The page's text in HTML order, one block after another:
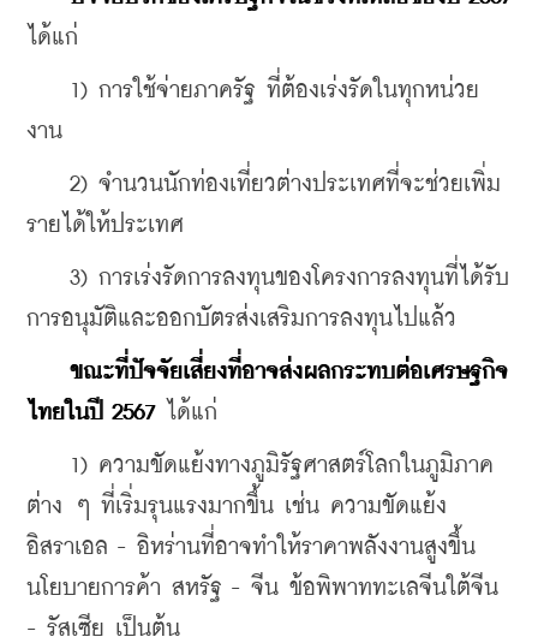
ได้แก่
1) การใช้จ่ายภาครัฐ ที่ต้องเร่งรัดในทุกหน่วย
งาน
2) จำนวนนักท่องเที่ยวต่างประเทศที่จะช่วยเพิ่ม
รายได้ให้ประเทศ
3) การเร่งรัดการลงทุนของโครงการลงทุนที่ได้รับ
การอนุมัติและออกบัตรส่งเสริมการลงทุนไปแล้ว
ขณะที่ปัจจัยเสี่ยงที่อาจส่งผลกระทบต่อเศรษฐกิจ
ไทยในปี 2567 ได้แก่
1) ความขัดแย้งทางภูมิรัฐศาสตร์โลกในภูมิภาค
ต่าง ๆ ที่เริ่มรุนแรงมากขึ้น เช่น ความขัดแย้ง
อิสราเอล - อิหร่านที่อาจทำให้ราคาพลังงานสูงขึ้น
นโยบายการค้า สหรัฐ - จีน ข้อพิพาททะเลจีนใต้จีน
- รัสเซีย เป็นต้น